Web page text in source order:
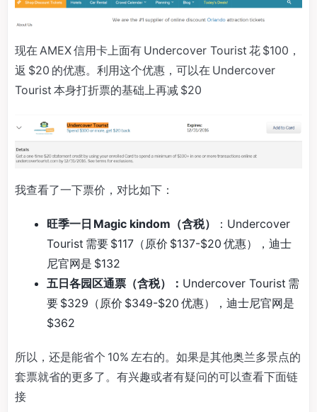
现在 AMEX 信用卡上面有 Undercover Tourist 花 $100，
返 $20 的优惠。利用这个优惠，可以在 Undercover
Tourist 本身打折票的基础上再减 $20
我查看了一下票价，对比如下：
旺季一日 Magic kindom（含税）
：Undercover
Tourist 需要 $117（原价 $137-$20 优惠），迪士
尼官网是 $132
五日各园区通票（含税）： Undercover Tourist 需
要 $329（原价 $349-$20 优惠），迪士尼官网是
$362
所以，还是能省个 10% 左右的。如果是其他奥兰多景点的
套票就省的更多了。有兴趣或者有疑问的可以查看下面链
接